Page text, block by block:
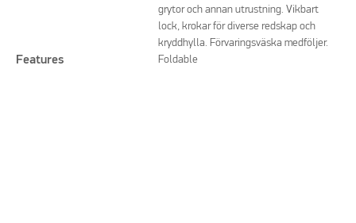
grytor och annan utrustning. Vikbart
lock, krokar för diverse redskap och
kryddhylla. Förvaringsväska medföljer.
Features Foldable